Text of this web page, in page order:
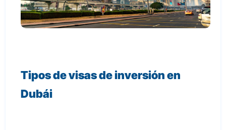
Tipos de visas de inversión en
Dubái